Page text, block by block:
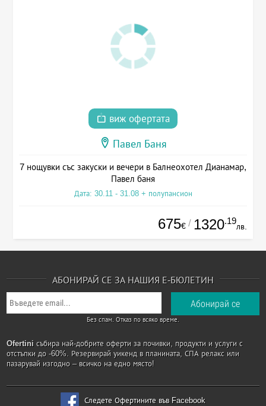
виж офертата
Павел Баня
7 нощувки със закуски и вечери в Балнеохотел Дианамар,
Павел баня
Дата: 30.11 - 31.08 + полупансион
675€ / 1320.19
лв.
АБОНИРАЙ СЕ ЗА НАШИЯ Е-БЮЛЕТИН
Без спам. Отказ по всяко време.
Ofertini събира най-добрите оферти за почивки, продукти и услуги с
отстъпки до -60%. Резервирай уикенд в планината, СПА релакс или
пазарувай изгодно – всичко на едно място!
Следете Офертините във Facebook